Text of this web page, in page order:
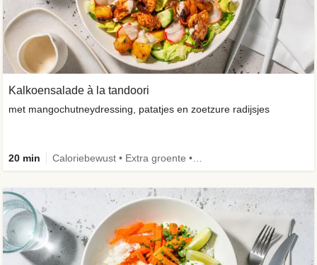
Kalkoensalade à la tandoori
met mangochutneydressing, patatjes en zoetzure radijsjes
20 min